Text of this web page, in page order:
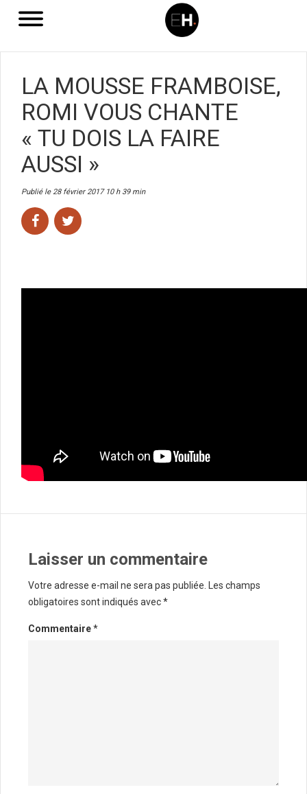
LA MOUSSE FRAMBOISE,
ROMI VOUS CHANTE
« TU DOIS LA FAIRE
AUSSI »
Publié le 28 février 2017 10 h 39 min
Laisser un commentaire
Votre adresse e-mail ne sera pas publiée.
Les champs
obligatoires sont indiqués avec*
Commentaire*